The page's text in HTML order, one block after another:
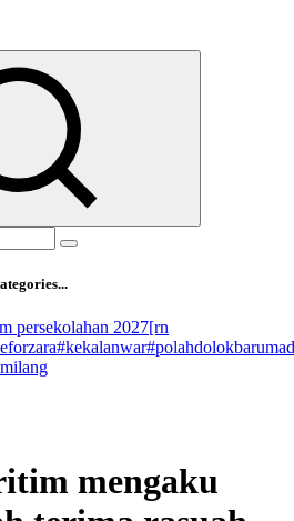
persekolahan 2027[rn
#kekalanwar
mengaku